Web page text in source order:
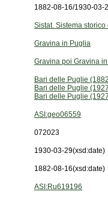
1882-08-16/1930-03-
Sistat. Sistema
Gravina in Puglia
Gravina poi Gravina
Bari delle Puglie
Bari delle Puglie
Bari delle Puglie
ASI:geo06559
072023
1930-03-29(xsd:date)
1882-08-16(xsd:date)
ASI:Ru619196